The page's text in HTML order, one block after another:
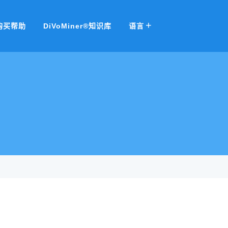
买帮助 DiVoMiner®知识库 语言